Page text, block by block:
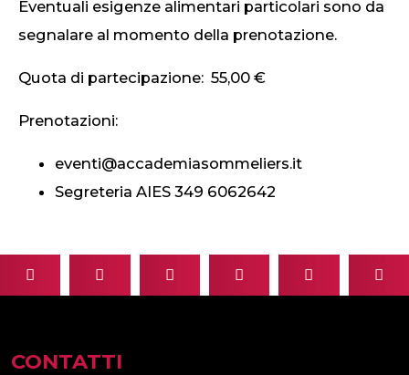
Eventuali esigenze alimentari particolari sono da
segnalare al momento della prenotazione.
Quota di partecipazione: 55,00 €
Prenotazioni:
eventi@accademiasommeliers.it
Segreteria AIES 349 6062642
CONTATTI